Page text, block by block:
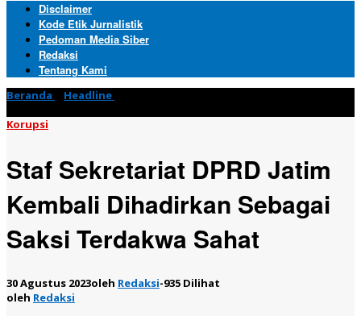
Disclaimer
Kode Etik Jurnalistik
Pedoman Media Siber
Redaksi
Tentang Kami
Beranda Headline
Korupsi
Staf Sekretariat DPRD Jatim
Kembali Dihadirkan Sebagai
Saksi Terdakwa Sahat
30 Agustus 2023oleh Redaksi-935 Dilihat
oleh Redaksi